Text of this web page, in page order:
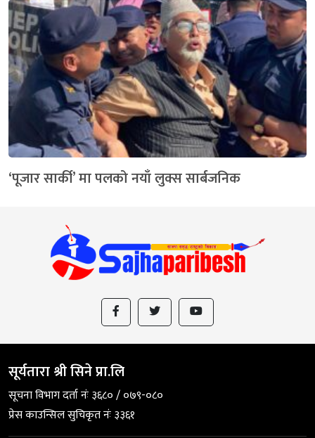
‘पूजार सार्की’ मा पलको नयाँ लुक्स सार्बजनिक
सूर्यतारा श्री सिने प्रा.लि
सूचना विभाग दर्ता नंः ३६८० / ०७९-०८०
प्रेस काउन्सिल सुचिकृत नंः ३३६१